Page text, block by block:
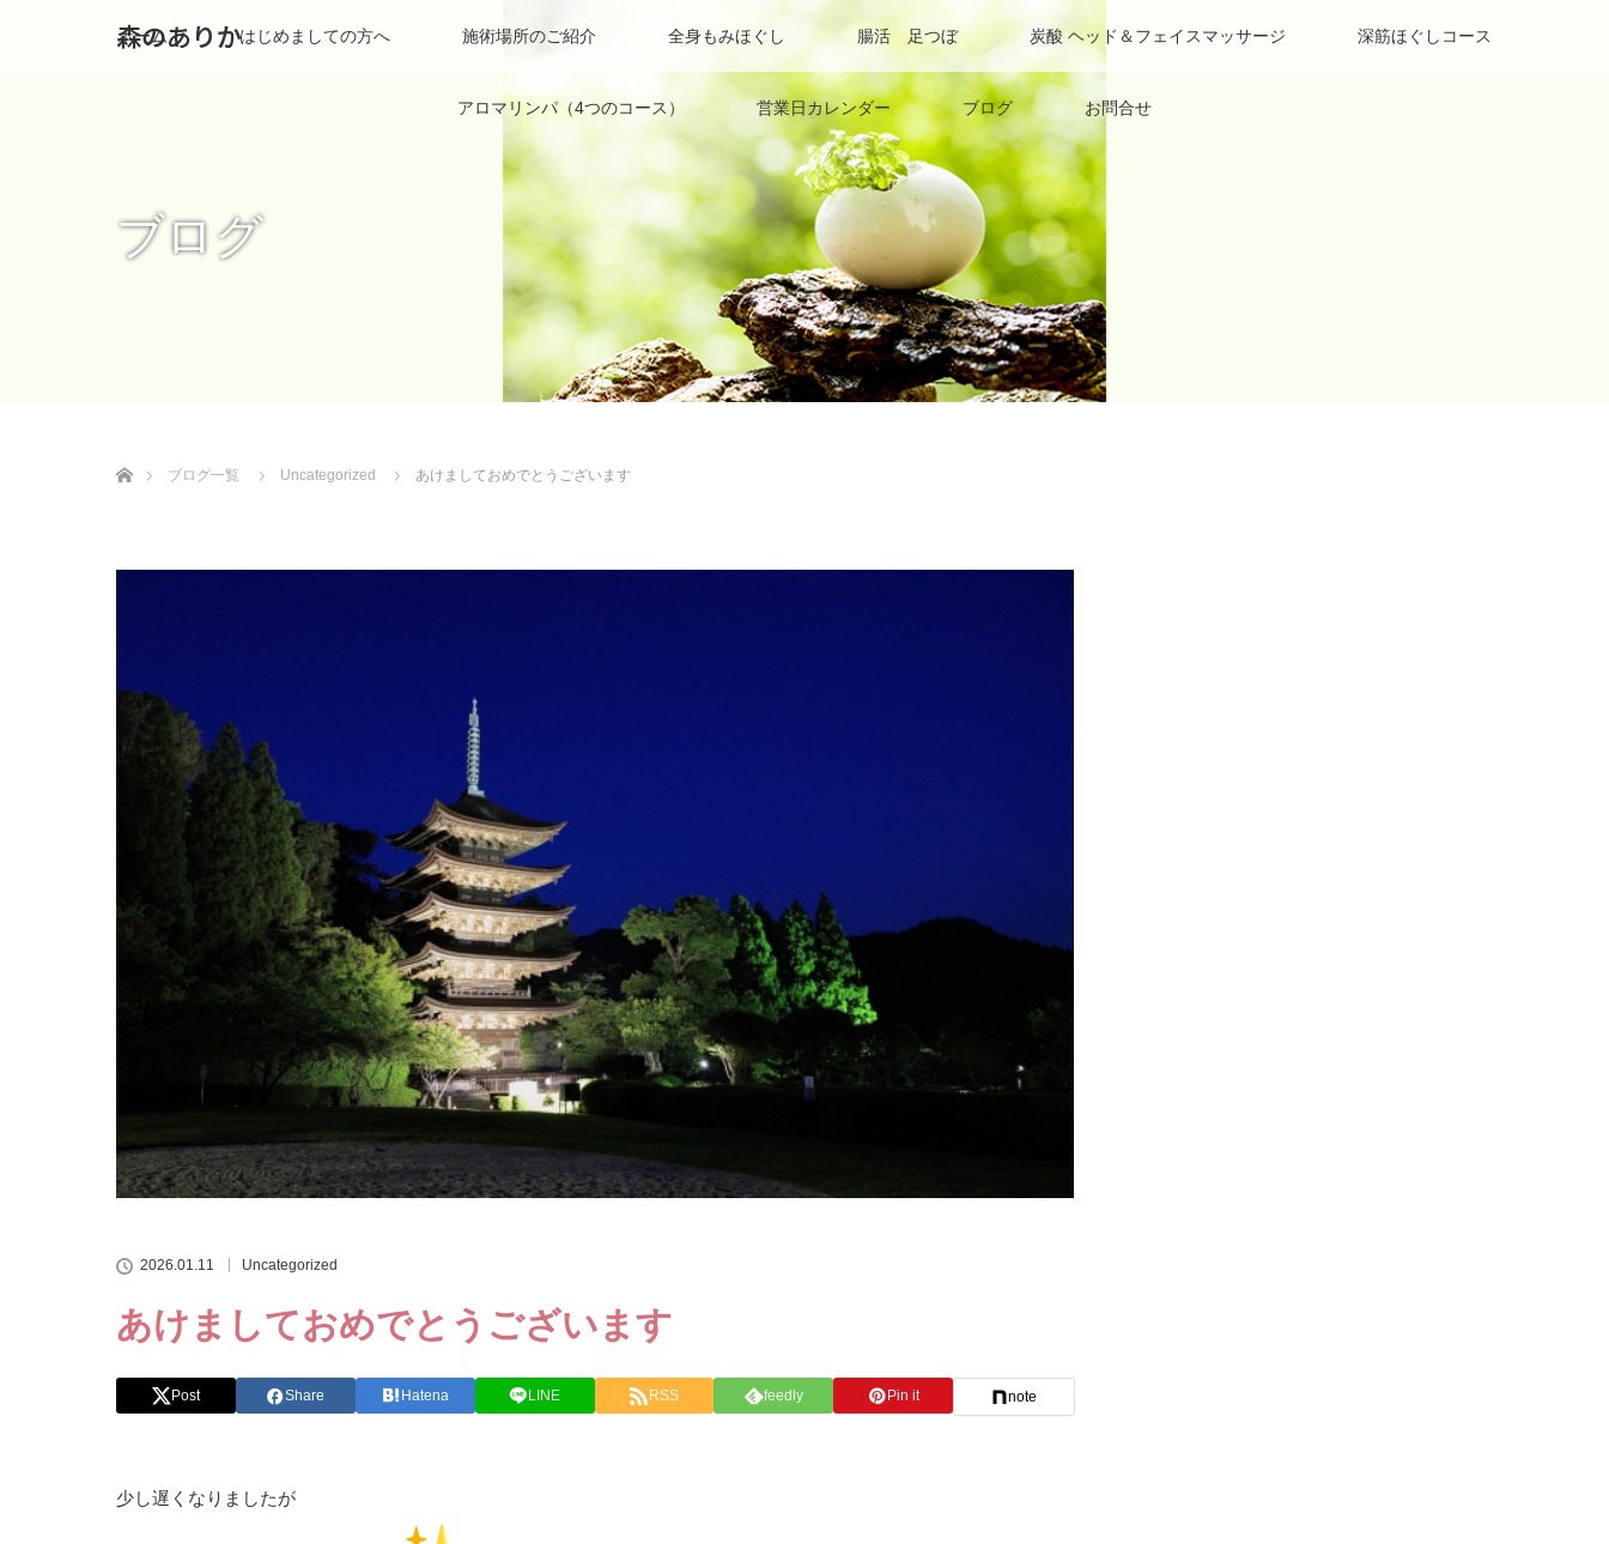
森のありか
ホーム はじめましての方へ 施術場所のご紹介 全身もみほぐし 腸活 足つぼ 炭酸 ヘッド＆フェイスマッサージ 深筋ほぐしコース
アロマリンパ（4つのコース） 営業日カレンダー ブログ お問合せ
ブログ
ブログ一覧
Uncategorized あけましておめでとうございます
2026.01.11 Uncategorized
あけましておめでとうございます
Post Share Hatena LINE RSS feedly Pin it note
少し遅くなりましたが